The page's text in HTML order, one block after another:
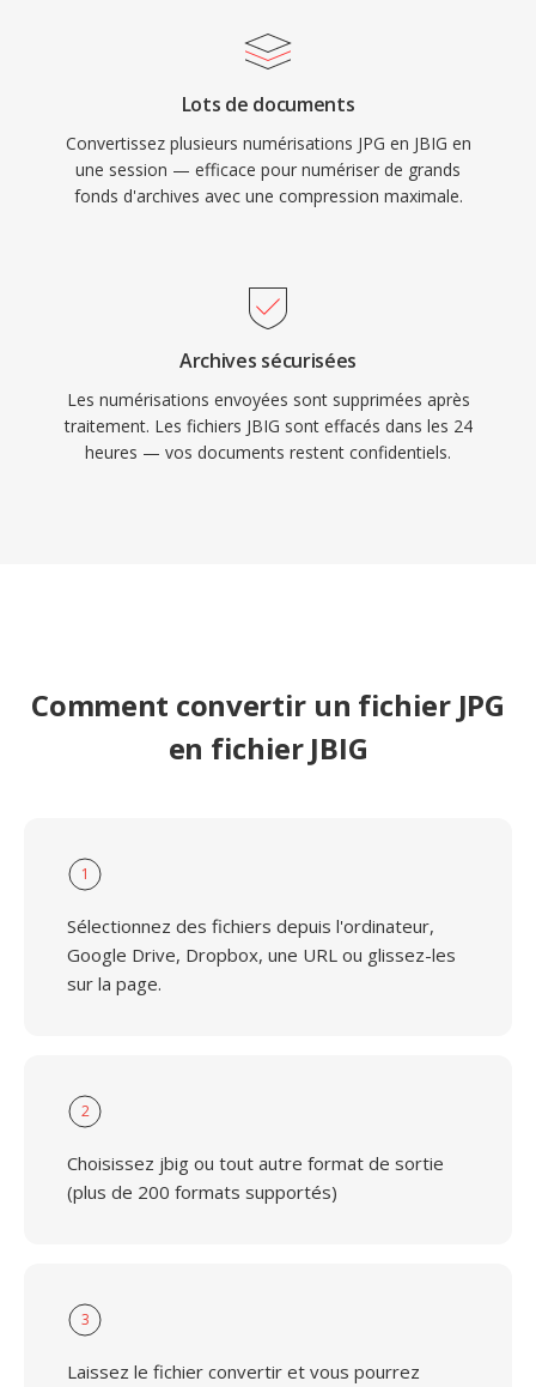
Lots de documents
Convertissez plusieurs numérisations JPG en JBIG en
une session — efficace pour numériser de grands
fonds d'archives avec une compression maximale.
Archives sécurisées
Les numérisations envoyées sont supprimées après
traitement. Les fichiers JBIG sont effacés dans les 24
heures — vos documents restent confidentiels.
Comment convertir un fichier JPG
en fichier JBIG
1
Sélectionnez des fichiers depuis l'ordinateur,
Google Drive, Dropbox, une URL ou glissez-les
sur la page.
2
Choisissez jbig ou tout autre format de sortie
(plus de 200 formats supportés)
3
Laissez le fichier convertir et vous pourrez